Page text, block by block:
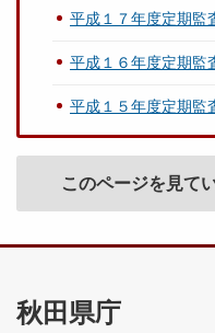
平成１７年度定期監
平成１６年度定期監
平成１５年度定期監
このページを見て
秋田県庁